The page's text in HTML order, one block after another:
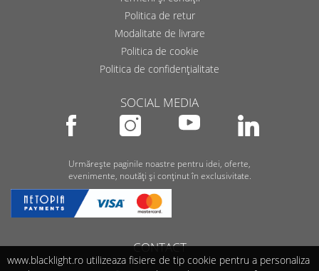
Politica de retur
Modalitate de livrare
Politica de cookie
Politica de confidențialitate
SOCIAL MEDIA
Urmărește paginile noastre pentru idei, oferte,
evenimente, noutăți și conținut în exclusivitate.
CONTACT
www.blacklight.ro utilizeaza fisiere de tip cookie pentru a personaliza